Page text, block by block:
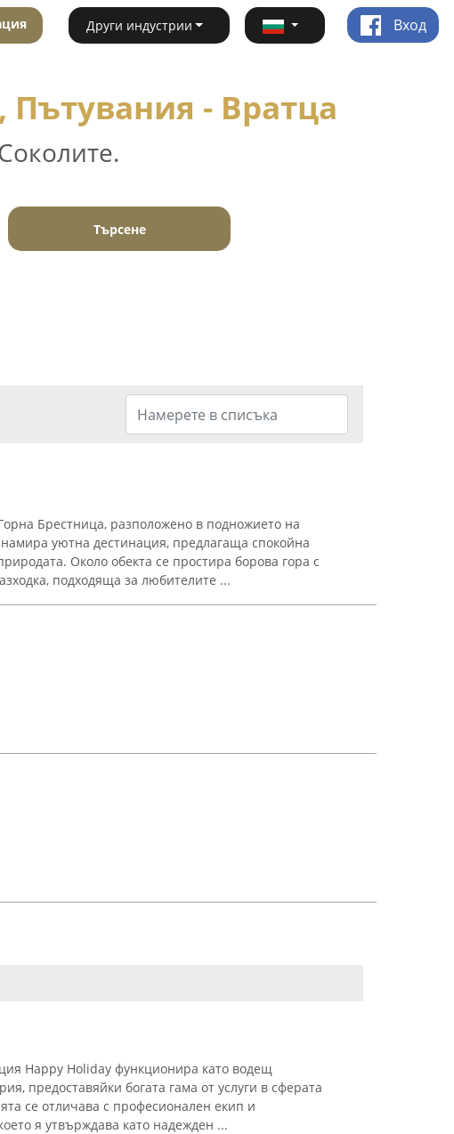
Други индустрии Вход
Пътувания - Вратца
Търсене
Брестница, разположено в подножието на
уютна дестинация, предлагаща спокойна
Около обекта се простира борова гора с
подходяща за любителите ...
Happy Holiday функционира като водещ
предоставяйки богата гама от услуги в сферата
се отличава с професионален екип и
я утвърждава като надежден ...